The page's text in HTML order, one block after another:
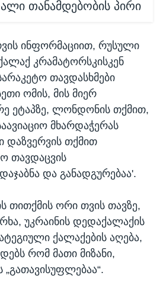
თანამდებობის პირი
ინფორმაციით, რუსული
კრამატორსკისკენ
თავდასხმები
ომის, მის მიერ
ეტაპზე, ლონდონის თქმით,
მხარდაჭერას
დაზვერვის თქმით
თავდაცვის
და განადგურებაა'.
თითქმის ორი თვის თავზე,
უკრაინის დედაქალაქის
ქალაქების აღება,
რომ მათი მიზანი,